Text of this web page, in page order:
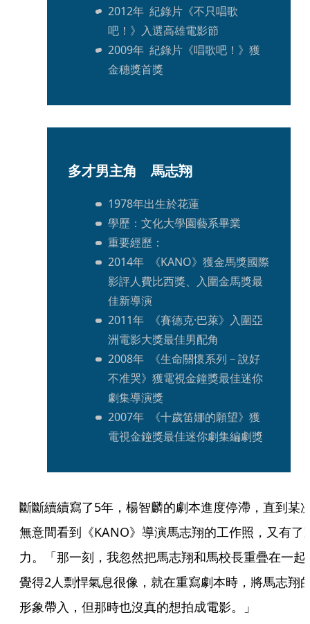
2012年  紀錄片《不只唱歌
吧！》入選高雄電影節
2009年  紀錄片《唱歌吧！》獲
金穗獎首獎
多才男主角　馬志翔
1978年出生於花蓮
學歷：文化大學園藝系畢業
重要經歷：
2014年  《KANO》獲金馬獎國際
影評人費比西獎、入圍金馬獎最
佳新導演
2011年  《賽德克·巴萊》入圍亞
洲電影大獎最佳男配角
2008年  《生命關懷系列－說好
不准哭》獲電視金鐘獎最佳迷你
劇集導演獎
2007年  《十歲笛娜的願望》獲
電視金鐘獎最佳迷你劇集編劇獎
斷斷續續寫了5年，楊智麟的劇本進度停滯，直到某
無意間看到《KANO》導演馬志翔的工作照，又有了
力。「那一刻，我忽然把馬志翔和馬校長重疊在一起
覺得2人剽悍氣息很像，就在重寫劇本時，將馬志翔
形象帶入，但那時也沒真的想拍成電影。」